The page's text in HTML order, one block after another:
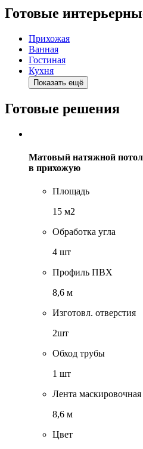
Готовые
Прихожая
Ванная
Гостиная
Кухня
Показать ещё
Готовые решения
Матовый натяжной
в прихожую
Площадь
15 м2
Обработка угла
4 шт
Профиль ПВХ
8,6 м
Изготовл. отверстия
2шт
Обход трубы
1 шт
Лента маскировочная
8,6 м
Цвет